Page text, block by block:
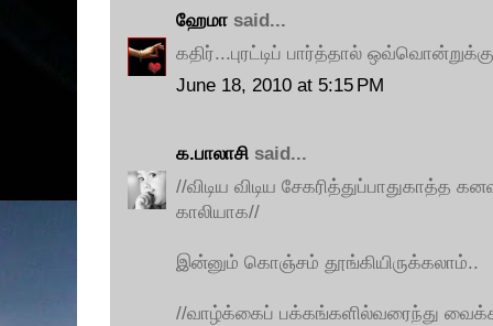
ஹேமா said...
கதிர்...புரட்டிப் பார்த்தால்
June 18, 2010 at 5:15 PM
க.பாலாசி said...
//விடிய விடிய சேகரித்துப்பாதுகாத்த
காலியாக//
இன்னும் கொஞ்சம் தூங்கியிருக்கலாம்..
//வாழ்க்கைப் பக்கங்களில்வரைந்து